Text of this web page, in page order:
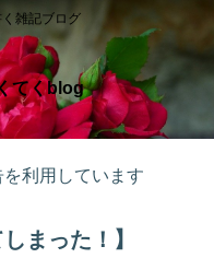
雑記ブログ
てくblog
利用しています
まった！】